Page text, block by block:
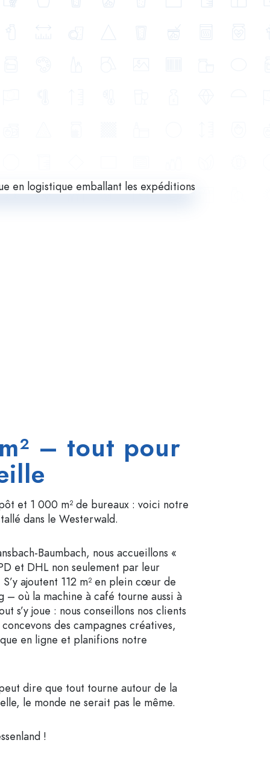
– tout pour
et 1 000 m² de bureaux : voici notre
dans le Westerwald.
Baumbach, nous accueillons «
et DHL non seulement par leur
ajoutent 112 m² en plein cœur de
où la machine à café tourne aussi à
s’y joue : nous conseillons nos clients
des campagnes créatives,
en ligne et planifions notre
dire que tout tourne autour de la
le monde ne serait pas le même.
!